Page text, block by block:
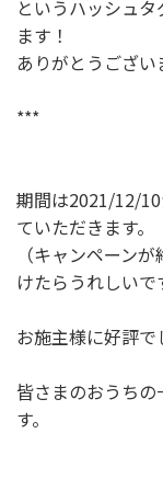
というハッシュ
ます！
ありがとうござい
***
期間は2021/12/
ていただきます。
（キャンペーン
けたらうれしいで
お施主様に好評で
皆さまのおうち
す。